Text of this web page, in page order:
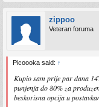
zippoo
Veteran foruma
Picoooka said: ↑
Kupio sam prije par dana
punjenja do 80% za
beskorisna opcija u